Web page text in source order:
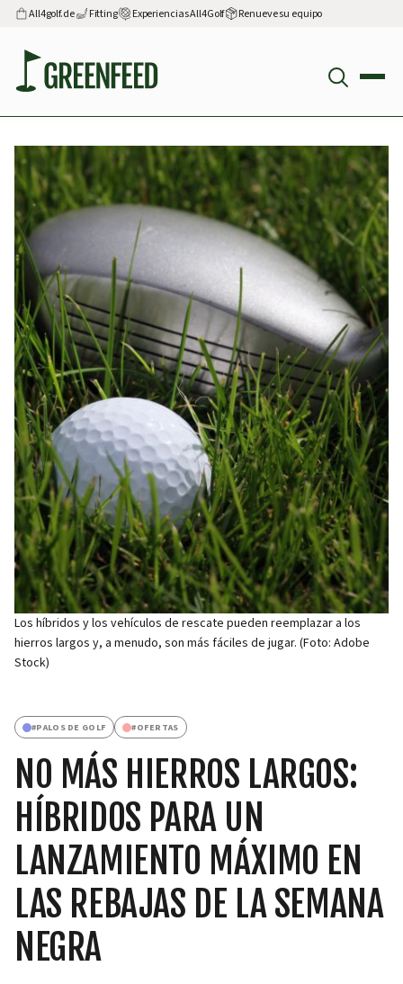
All4golf.de Fitting Experiencias All4Golf Renueve su equipo
Los híbridos y los vehículos de rescate pueden reemplazar a los
hierros largos y, a menudo, son más fáciles de jugar. (Foto: Adobe
Stock)
#PALOS DE GOLF #OFERTAS
NO MÁS HIERROS LARGOS:
HÍBRIDOS PARA UN
LANZAMIENTO MÁXIMO EN
LAS REBAJAS DE LA SEMANA
NEGRA